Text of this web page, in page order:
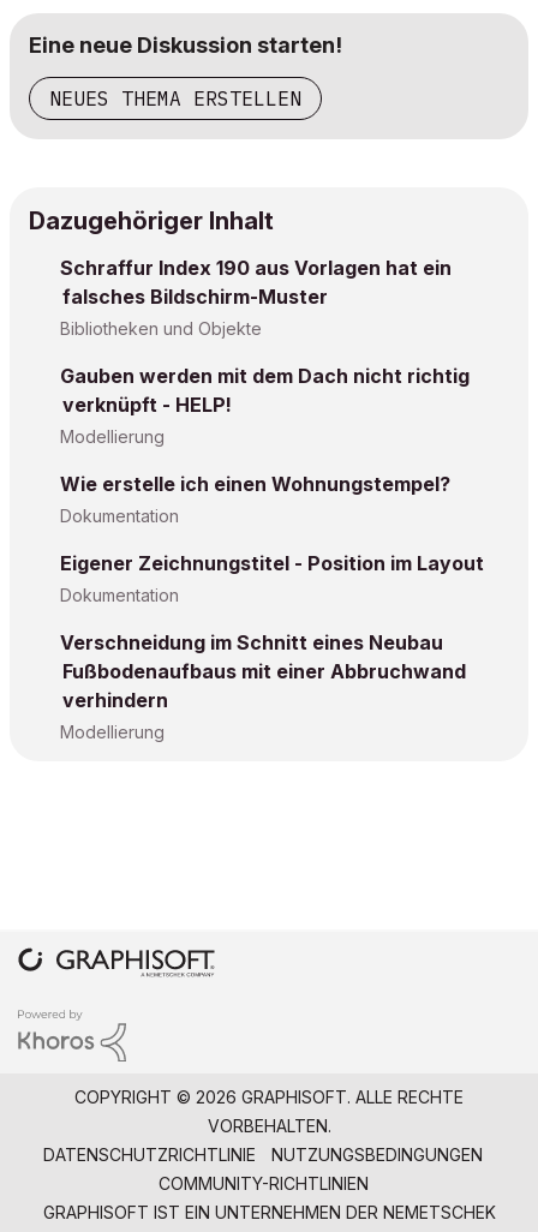
Eine neue Diskussion starten!
NEUES THEMA ERSTELLEN
Dazugehöriger Inhalt
Schraffur Index 190 aus Vorlagen hat ein
falsches Bildschirm-Muster
Bibliotheken und Objekte
Gauben werden mit dem Dach nicht richtig
verknüpft - HELP!
Modellierung
Wie erstelle ich einen Wohnungstempel?
Dokumentation
Eigener Zeichnungstitel - Position im Layout
Dokumentation
Verschneidung im Schnitt eines Neubau
Fußbodenaufbaus mit einer Abbruchwand
verhindern
Modellierung
COPYRIGHT © 2026 GRAPHISOFT. ALLE RECHTE
VORBEHALTEN.
DATENSCHUTZRICHTLINIE
NUTZUNGSBEDINGUNGEN
COMMUNITY-RICHTLINIEN
GRAPHISOFT IST EIN UNTERNEHMEN DER NEMETSCHEK